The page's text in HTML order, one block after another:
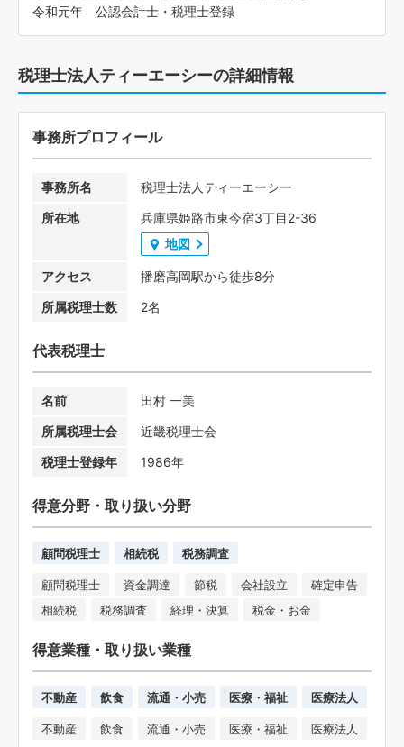
令和元年 公認会計士・税理士登録
税理士法人ティーエーシーの詳細情報
事務所プロフィール
事務所名
税理士法人ティーエーシー
所在地
兵庫県姫路市東今宿3丁目2-36
地図
アクセス
播磨高岡駅から徒歩8分
所属税理士数
2名
代表税理士
名前
田村 一美
所属税理士会
近畿税理士会
税理士登録年
1986年
得意分野・取り扱い分野
顧問税理士 相続税 税務調査
顧問税理士 資金調達 節税 会社設立
確定申告
相続税
税務調査 経理・決算 税金・お金
得意業種・取り扱い業種
不動産 飲食 流通・小売 医療・福祉 医療法人
不動産 飲食 流通・小売 医療・福祉 医療法人